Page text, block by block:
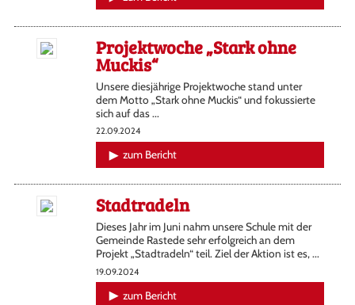
Projektwoche „Stark ohne
Muckis“
Unsere diesjährige Projektwoche stand unter
dem Motto „Stark ohne Muckis“ und fokussierte
sich auf das ...
22.09.2024
zum Bericht
Stadtradeln
Dieses Jahr im Juni nahm unsere Schule mit der
Gemeinde Rastede sehr erfolgreich an dem
Projekt „Stadtradeln“ teil. Ziel der Aktion ist es, ...
19.09.2024
zum Bericht